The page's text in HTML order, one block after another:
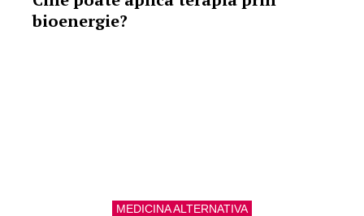
bioenergie?
MEDICINA ALTERNATIVA